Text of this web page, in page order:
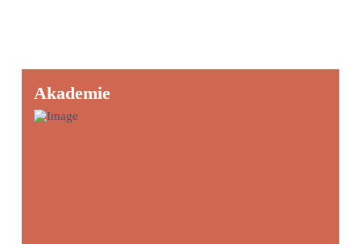
Akademie